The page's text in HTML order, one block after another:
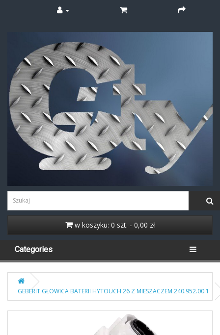
w koszyku: 0 szt. - 0,00 zł
Categories
GEBERIT GŁOWICA BATERII HYTOUCH 26 Z MIESZACZEM 240.952.00.1